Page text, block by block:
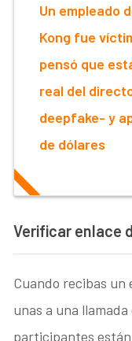
Un empleado
Kong fue
pensó que
real del
deepfake- y
de dólares
Verificar enlace
Cuando recibas un
unas a una
participantes